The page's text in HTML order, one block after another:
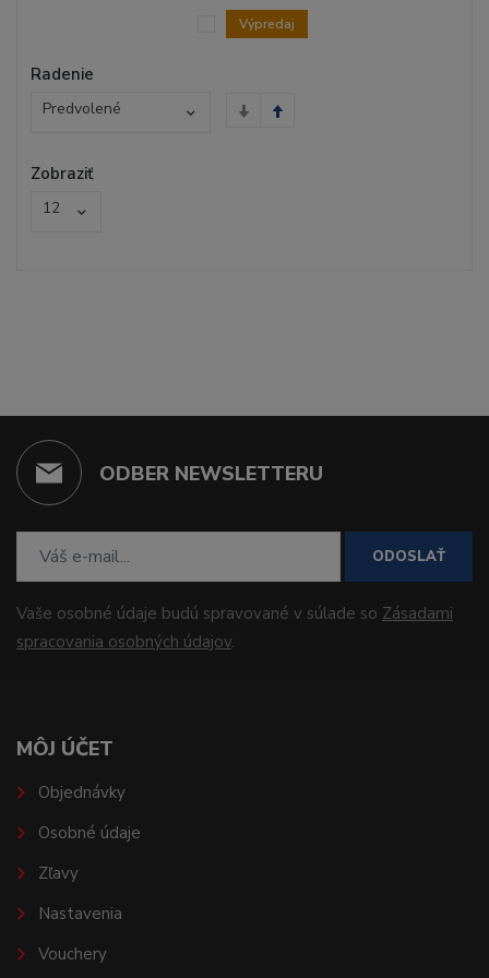
Výpredaj
Radenie
Predvolené
Zobraziť
12
ODBER NEWSLETTERU
ODOSLAŤ
Vaše osobné údaje budú spravované v súlade so Zásadami
spracovania osobných údajov.
MÔJ ÚČET
Objednávky
Osobné údaje
Zľavy
Nastavenia
Vouchery